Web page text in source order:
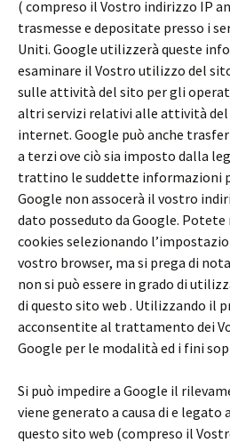
( compreso il Vostro indirizzo IP
trasmesse e depositate presso i
Uniti. Google utilizzerà queste
esaminare il Vostro utilizzo del
sulle attività del sito per gli
altri servizi relativi alle attività del
internet. Google può anche
a terzi ove ciò sia imposto dalla
trattino le suddette informazioni
Google non assocerà il vostro
dato posseduto da Google.
cookies selezionando
vostro browser, ma si prega di
non si può essere in grado di
di questo sito web . Utilizzando il
acconsentite al trattamento dei
Google per le modalità ed i fini
Si può impedire a Google il
viene generato a causa di e
questo sito web (compreso il